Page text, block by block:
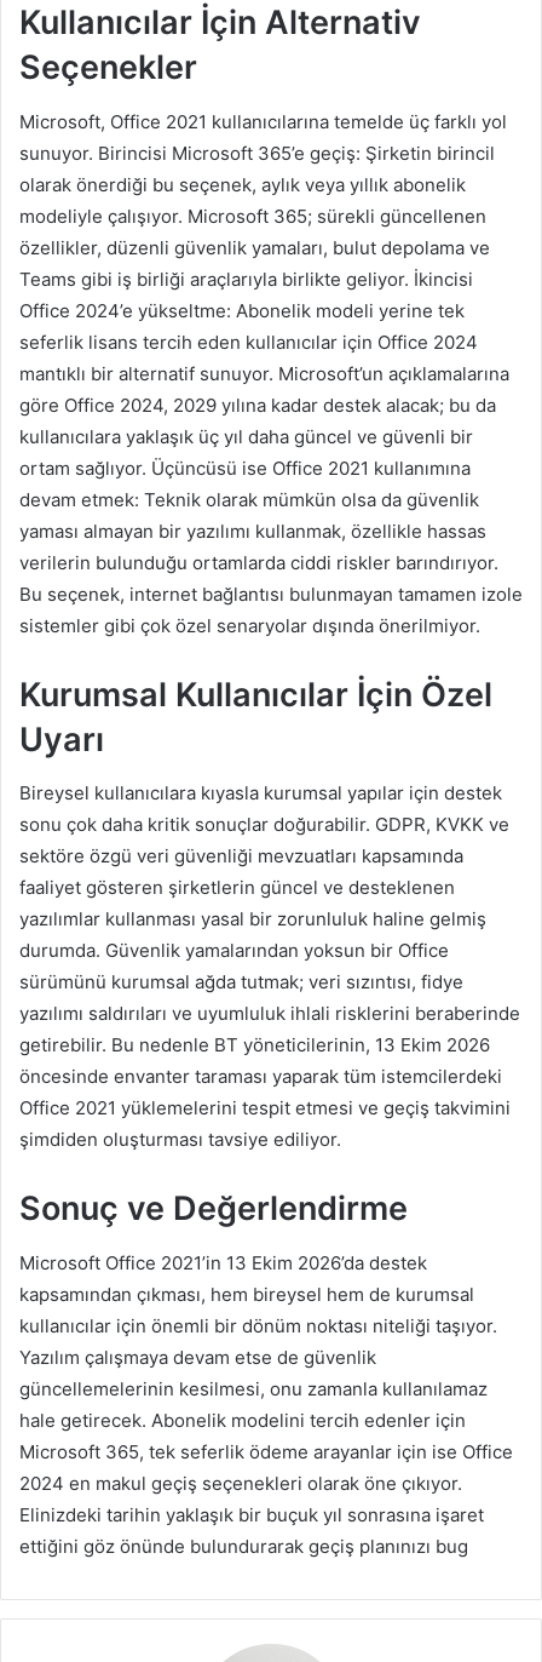
Kullanıcılar İçin Alternativ
Seçenekler
Microsoft, Office 2021 kullanıcılarına temelde üç farklı yol
sunuyor. Birincisi Microsoft 365’e geçiş: Şirketin birincil
olarak önerdiği bu seçenek, aylık veya yıllık abonelik
modeliyle çalışıyor. Microsoft 365; sürekli güncellenen
özellikler, düzenli güvenlik yamaları, bulut depolama ve
Teams gibi iş birliği araçlarıyla birlikte geliyor. İkincisi
Office 2024’e yükseltme: Abonelik modeli yerine tek
seferlik lisans tercih eden kullanıcılar için Office 2024
mantıklı bir alternatif sunuyor. Microsoft’un açıklamalarına
göre Office 2024, 2029 yılına kadar destek alacak; bu da
kullanıcılara yaklaşık üç yıl daha güncel ve güvenli bir
ortam sağlıyor. Üçüncüsü ise Office 2021 kullanımına
devam etmek: Teknik olarak mümkün olsa da güvenlik
yaması almayan bir yazılımı kullanmak, özellikle hassas
verilerin bulunduğu ortamlarda ciddi riskler barındırıyor.
Bu seçenek, internet bağlantısı bulunmayan tamamen izole
sistemler gibi çok özel senaryolar dışında önerilmiyor.
Kurumsal Kullanıcılar İçin Özel
Uyarı
Bireysel kullanıcılara kıyasla kurumsal yapılar için destek
sonu çok daha kritik sonuçlar doğurabilir. GDPR, KVKK ve
sektöre özgü veri güvenliği mevzuatları kapsamında
faaliyet gösteren şirketlerin güncel ve desteklenen
yazılımlar kullanması yasal bir zorunluluk haline gelmiş
durumda. Güvenlik yamalarından yoksun bir Office
sürümünü kurumsal ağda tutmak; veri sızıntısı, fidye
yazılımı saldırıları ve uyumluluk ihlali risklerini beraberinde
getirebilir. Bu nedenle BT yöneticilerinin, 13 Ekim 2026
öncesinde envanter taraması yaparak tüm istemcilerdeki
Office 2021 yüklemelerini tespit etmesi ve geçiş takvimini
şimdiden oluşturması tavsiye ediliyor.
Sonuç ve Değerlendirme
Microsoft Office 2021’in 13 Ekim 2026’da destek
kapsamından çıkması, hem bireysel hem de kurumsal
kullanıcılar için önemli bir dönüm noktası niteliği taşıyor.
Yazılım çalışmaya devam etse de güvenlik
güncellemelerinin kesilmesi, onu zamanla kullanılamaz
hale getirecek. Abonelik modelini tercih edenler için
Microsoft 365, tek seferlik ödeme arayanlar için ise Office
2024 en makul geçiş seçenekleri olarak öne çıkıyor.
Elinizdeki tarihin yaklaşık bir buçuk yıl sonrasına işaret
ettiğini göz önünde bulundurarak geçiş planınızı bug